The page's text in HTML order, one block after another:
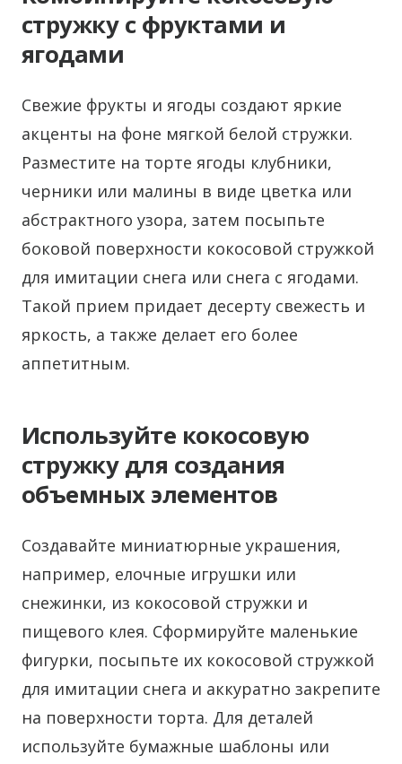
стружку с фруктами и
ягодами
Свежие фрукты и ягоды создают яркие
акценты на фоне мягкой белой стружки.
Разместите на торте ягоды клубники,
черники или малины в виде цветка или
абстрактного узора, затем посыпьте
боковой поверхности кокосовой стружкой
для имитации снега или снега с ягодами.
Такой прием придает десерту свежесть и
яркость, а также делает его более
аппетитным.
Используйте кокосовую
стружку для создания
объемных элементов
Создавайте миниатюрные украшения,
например, елочные игрушки или
снежинки, из кокосовой стружки и
пищевого клея. Сформируйте маленькие
фигурки, посыпьте их кокосовой стружкой
для имитации снега и аккуратно закрепите
на поверхности торта. Для деталей
используйте бумажные шаблоны или